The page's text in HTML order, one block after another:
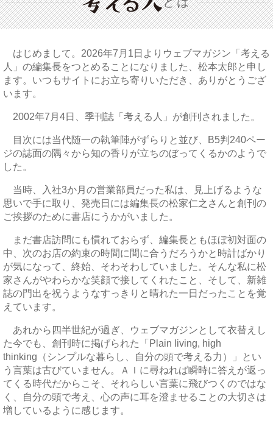
はじめまして。2026年7月1日よりウェブマガジン「考える
人」の編集長をつとめることになりました、松本太郎と申し
ます。いつもサイトにお立ち寄りいただき、ありがとうござ
います。
2002年7月4日、季刊誌「考える人」が創刊されました。
目次には当代随一の執筆陣がずらりと並び、B5判240ペー
ジの誌面の隅々から知の香りが立ちのぼってくるかのようで
した。
当時、入社3か月の営業部員だった私は、見上げるような
思いで手に取り、発売日には編集長の松家仁之さんと創刊の
ご挨拶のために書店にうかがいました。
まだ書店訪問にも慣れておらず、編集長ともほぼ初対面の
中、次のお店の約束の時間に間に合うだろうかと時計ばかり
が気になって、終始、そわそわしていました。そんな私に松
家さんがやわらかな笑顔で接してくれたこと、そして、新雑
誌の門出を祝うようなすっきりと晴れた一日だったことを覚
えています。
あれから四半世紀が過ぎ、ウェブマガジンとして衣替えし
た今でも、創刊時に掲げられた「Plain living, high
thinking（シンプルな暮らし、自分の頭で考える力）」とい
う言葉は古びていません。ＡＩに尋ねれば瞬時に答えが返っ
てくる時代だからこそ、それらしい言葉に飛びつくのではな
く、自分の頭で考え、心の声に耳を澄ませることの大切さは
増しているように感じます。